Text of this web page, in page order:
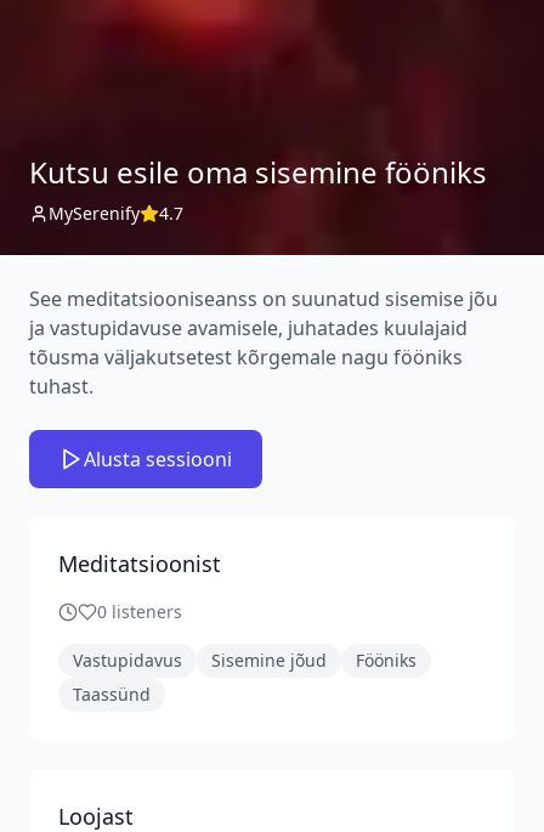
Kutsu esile oma sisemine fööniks
MySerenify 4.7
See meditatsiooniseanss on suunatud sisemise jõu
ja vastupidavuse avamisele, juhatades kuulajaid
tõusma väljakutsetest kõrgemale nagu fööniks
tuhast.
Alusta sessiooni
Meditatsioonist
0 listeners
Vastupidavus Sisemine jõud
Fööniks
Taassünd
Loojast